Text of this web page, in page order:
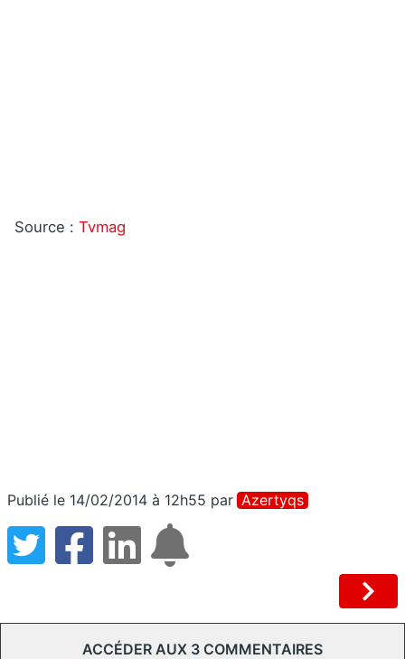
Source : Tvmag
Publié le 14/02/2014 à 12h55 par Azertyqs
ACCÉDER AUX 3 COMMENTAIRES